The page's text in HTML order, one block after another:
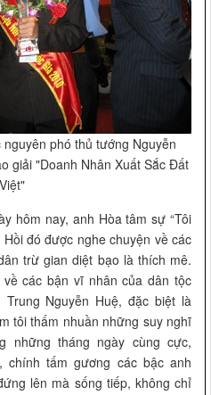
phó thủ tướng Nguyễn
giải "Doanh Nhân Xuất Sắc Đất
Việt"
hôm nay, anh Hòa tâm sự “Tôi
đó được nghe chuyện về các
trừ gian diệt bạo là thích mê.
các bận vĩ nhân của dân tộc
Nguyễn Huệ, đặc biệt là
tôi thấm nhuần những suy nghĩ
những tháng ngày cùng cực,
tấm gương các bậc anh
lên mà sống tiếp, không chỉ